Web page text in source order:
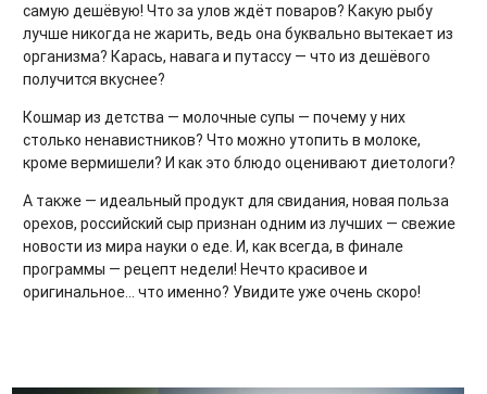
самую дешёвую! Что за улов ждёт поваров? Какую рыбу
лучше никогда не жарить, ведь она буквально вытекает из
организма? Карась, навага и путассу — что из дешёвого
получится вкуснее?
Кошмар из детства — молочные супы — почему у них
столько ненавистников? Что можно утопить в молоке,
кроме вермишели? И как это блюдо оценивают диетологи?
А также — идеальный продукт для свидания, новая польза
орехов, российский сыр признан одним из лучших — свежие
новости из мира науки о еде. И, как всегда, в финале
программы — рецепт недели! Нечто красивое и
оригинальное... что именно? Увидите уже очень скоро!